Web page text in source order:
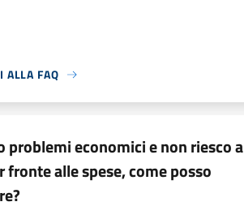
ALLA FAQ
problemi economici e non riesco a
fronte alle spese, come posso